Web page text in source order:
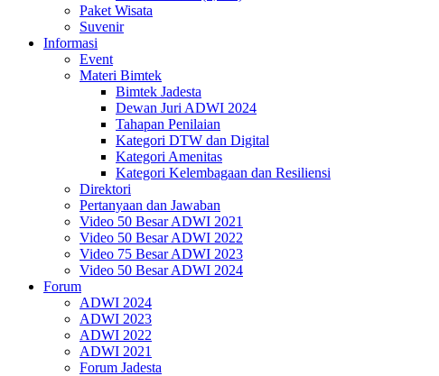
Paket Wisata
Suvenir
Informasi
Event
Materi Bimtek
Bimtek Jadesta
Dewan Juri ADWI 2024
Tahapan Penilaian
Kategori DTW dan Digital
Kategori Amenitas
Kategori Kelembagaan dan Resiliensi
Direktori
Pertanyaan dan Jawaban
Video 50 Besar ADWI 2021
Video 50 Besar ADWI 2022
Video 75 Besar ADWI 2023
Video 50 Besar ADWI 2024
Forum
ADWI 2024
ADWI 2023
ADWI 2022
ADWI 2021
Forum Jadesta